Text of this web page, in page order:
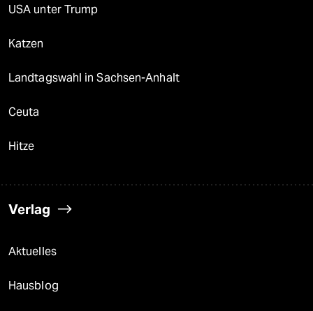
USA unter Trump
Katzen
Landtagswahl in Sachsen-Anhalt
Ceuta
Hitze
Verlag
Aktuelles
Hausblog